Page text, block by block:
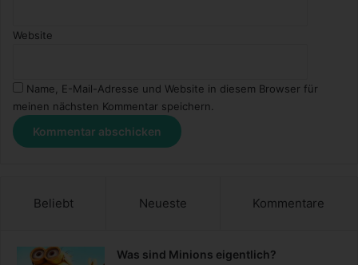
Website
Name, E-Mail-Adresse und Website in diesem Browser für
meinen nächsten Kommentar speichern.
Beliebt Neueste Kommentare
Was sind Minions eigentlich?